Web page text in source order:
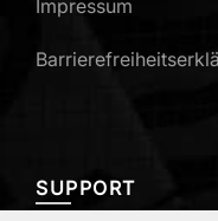
Impressum
SUPPORT